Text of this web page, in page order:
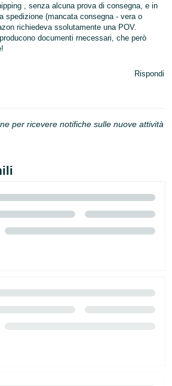
, senza alcuna prova di consegna, e in
spedizione (mancata consegna - vera o
richiedeva ssolutamente una POV.
documenti rnecessari, che però
Rispondi
per ricevere notifiche sulle nuove attività